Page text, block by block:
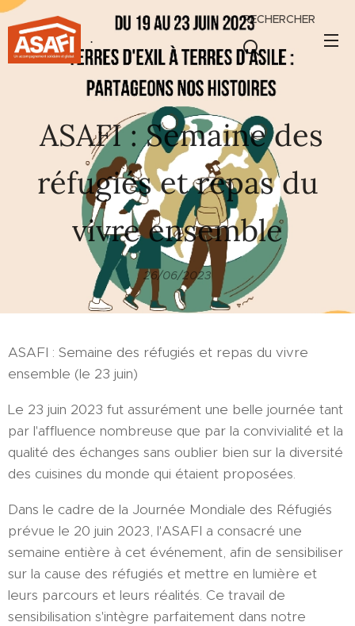
.
RECHERCHER
ASAFI : Semaine des
réfugiés et repas du
vivre ensemble
26/06/2023
ASAFI : Semaine des réfugiés et repas du vivre
ensemble (le 23 juin)
Le 23 juin 2023 fut assurément une belle journée tant
par l'affluence nombreuse que par la convivialité et la
qualité des échanges sans oublier bien sur la diversité
des cuisines du monde qui étaient proposées.
Dans le cadre de la Journée Mondiale des Réfugiés
prévue le 20 juin 2023, l'ASAFI a consacré une
semaine entière à cet événement, afin de sensibiliser
sur la cause des réfugiés et mettre en lumière et
leurs parcours et leurs réalités. Ce travail de
sensibilisation s'intègre parfaitement dans notre